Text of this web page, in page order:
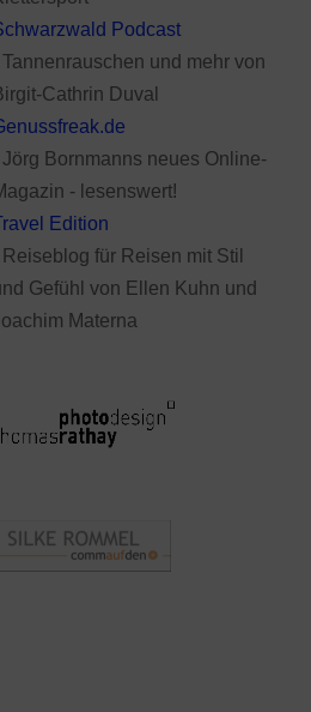
Podcast
Tannenrauschen und mehr von
Cathrin Duval
Jörg Bornmanns neues Online-
- lesenswert!
Edition
Reiseblog für Reisen mit Stil
Gefühl von Ellen Kuhn und
Materna